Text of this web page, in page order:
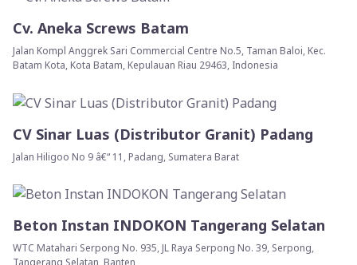
Cv. Aneka Screws Batam
Jalan Kompl Anggrek Sari Commercial Centre No.5, Taman Baloi, Kec.
Batam Kota, Kota Batam, Kepulauan Riau 29463, Indonesia
CV Sinar Luas (Distributor Granit) Padang
Jalan Hiligoo No 9 â€“ 11, Padang, Sumatera Barat
Beton Instan INDOKON Tangerang Selatan
WTC Matahari Serpong No. 935, JL Raya Serpong No. 39, Serpong,